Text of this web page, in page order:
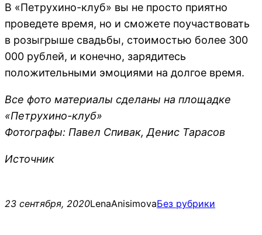
В «Петрухино-клуб» вы не просто приятно
проведете время, но и сможете поучаствовать
в розыгрыше свадьбы, стоимостью более 300
000 рублей, и конечно, зарядитесь
положительными эмоциями на долгое время.
Все фото материалы сделаны на площадке
«Петрухино-клуб»
Фотографы: Павел Спивак, Денис Тарасов
Источник
23 сентября, 2020LenaAnisimovaБез рубрики